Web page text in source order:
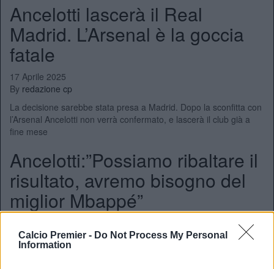
Calcio Premier - Do Not Process My Personal
Information
Ancelotti lascerà il Real
Madrid. L’Arsenal è la goccia
fatale
17 Aprile 2025
By redazione cp
La decisione sarebbe stata presa a Madrid. Dopo la sconfitta con
l’Arsenal Ancelotti non verrà confermato, e lascerà il club già a
fine mese
Ancelotti:”Possiamo ribaltare il
risultato, avremo bisogno del
miglior Mbappé”
Byredazione cp